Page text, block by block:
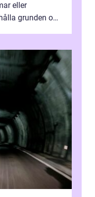
eller
grunden och